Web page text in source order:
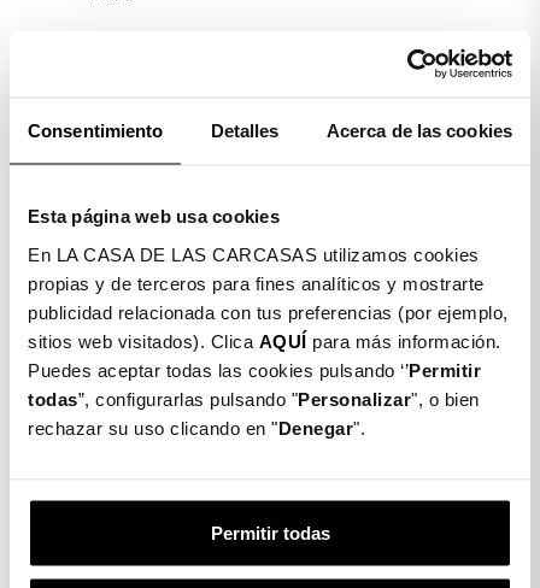
Consentimiento Detalles Acerca de las cookies
Esta página web usa cookies
En LA CASA DE LAS CARCASAS utilizamos cookies
propias y de terceros para fines analíticos y mostrarte
publicidad relacionada con tus preferencias (por ejemplo,
sitios web visitados). Clica AQUÍ para más información.
Puedes aceptar todas las cookies pulsando ‘’Permitir
todas”, configurarlas pulsando "Personalizar", o bien
rechazar su uso clicando en "Denegar".
Permitir todas
Limpiamos la pantalla de nuestro móvil con la toallita
húmeda (Wet) y posteriormente secamos con la toallita
PASO 2
Colocamos el móvil de manera horizontal. Cogemos el
cristal templado, quitamos el plástico protector, lo
ajustamos y lo dejamos caer suavemente.
PASO 3